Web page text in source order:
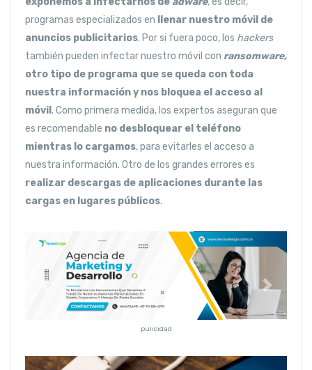
programas especializados en
llenar nuestro móvil de
anuncios publicitarios. Por si fuera poco, los hackers
también pueden infectar nuestro móvil con ransomware,
otro tipo de programa que se queda con toda
nuestra información y nos bloquea el acceso al
móvil . Como primera medida, los expertos aseguran que
es recomendable no desbloquear el teléfono
mientras lo cargamos, para evitarles el acceso a
nuestra información. Otro de los grandes errores es
realizar descargas de aplicaciones durante las
cargas en lugares públicos.
pulicidad
Anterior Siguiente